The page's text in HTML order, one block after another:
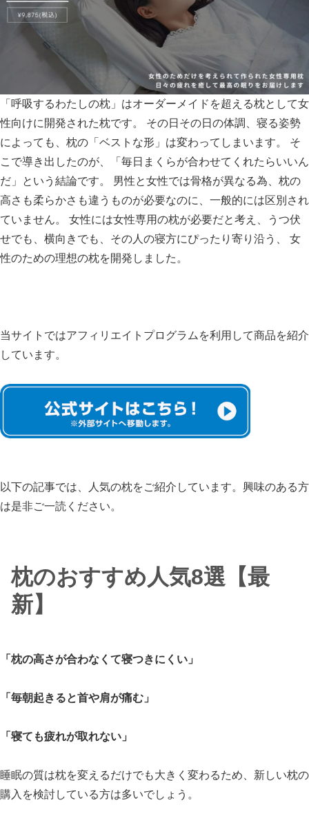
「呼吸するわたしの枕」はオーダーメイドを超える枕として女
性向けに開発された枕です。 その日その日の体調、寝る姿勢
によっても、枕の「ベストな形」は変わってしまいます。 そ
こで導き出したのが、「毎日まくらが合わせてくれたらいいん
だ」という結論です。 男性と女性では骨格が異なる為、枕の
高さも柔らかさも違うものが必要なのに、一般的には区別され
ていません。 女性には女性専用の枕が必要だと考え、うつ伏
せでも、横向きでも、その人の寝方にぴったり寄り沿う、 女
性のための理想の枕を開発しました。
当サイトではアフィリエイトプログラムを利用して商品を紹介
しています。
以下の記事では、人気の枕をご紹介しています。興味のある方
は是非ご一読ください。
枕のおすすめ人気8選【最
新】
「枕の高さが合わなくて寝つきにくい」
「毎朝起きると首や肩が痛む」
「寝ても疲れが取れない」
睡眠の質は枕を変えるだけでも大きく変わるため、新しい枕の
購入を検討している方は多いでしょう。